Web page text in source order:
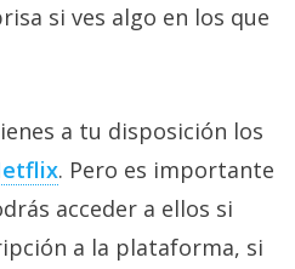
si ves algo en los que
a tu disposición los
. Pero es importante
acceder a ellos si
a la plataforma, si